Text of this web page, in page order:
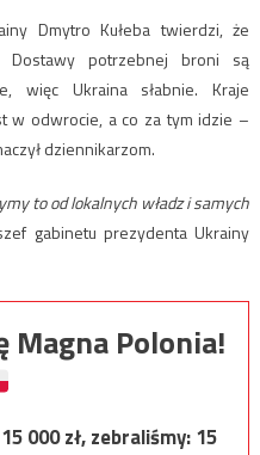
Dmytro Kułeba twierdzi, że
Dostawy potrzebnej broni są
więc Ukraina słabnie. Kraje
w odwrocie, a co za tym idzie –
dziennikarzom.
to od lokalnych władz i samych
gabinetu prezydenta Ukrainy
Magna Polonia!
15 000zł, zebraliśmy:15